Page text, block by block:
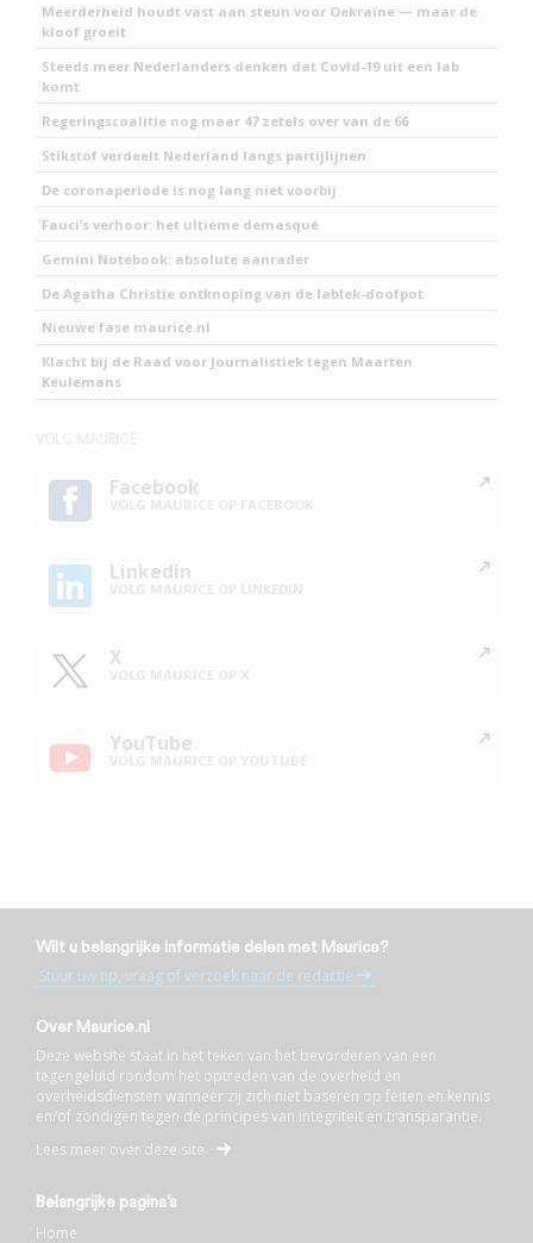
Meerderheid houdt vast aan steun voor Oekraïne — maar de
kloof groeit
Steeds meer Nederlanders denken dat Covid-19 uit een lab
komt
Regeringscoalitie nog maar 47 zetels over van de 66
Stikstof verdeelt Nederland langs partijlijnen
De coronaperiode is nog lang niet voorbij
Fauci’s verhoor: het ultieme demasqué
Gemini Notebook: absolute aanrader
De Agatha Christie ontknoping van de lablek-doofpot
Nieuwe fase maurice.nl
Klacht bij de Raad voor Journalistiek tegen Maarten
Keulemans
Facebook
Linkedin
X
YouTube
Wilt u belangrijke informatie delen met Maurice?
Stuur uw tip, vraag of verzoek naar de redactie
Over Maurice.nl
Deze website staat in het teken van het bevorderen van een
tegengeluid rondom het optreden van de overheid en
overheidsdiensten wanneer zij zich niet baseren op feiten en kennis
en/of zondigen tegen de principes van integriteit en transparantie.
Lees meer over deze site
Belangrijke pagina’s
Home